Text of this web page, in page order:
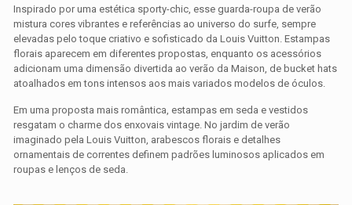
Inspirado por uma estética sporty-chic, esse guarda-roupa de verão
mistura cores vibrantes e referências ao universo do surfe, sempre
elevadas pelo toque criativo e sofisticado da Louis Vuitton. Estampas
florais aparecem em diferentes propostas, enquanto os acessórios
adicionam uma dimensão divertida ao verão da Maison, de bucket hats
atoalhados em tons intensos aos mais variados modelos de óculos.
Em uma proposta mais romântica, estampas em seda e vestidos
resgatam o charme dos enxovais vintage. No jardim de verão
imaginado pela Louis Vuitton, arabescos florais e detalhes
ornamentais de correntes definem padrões luminosos aplicados em
roupas e lenços de seda.